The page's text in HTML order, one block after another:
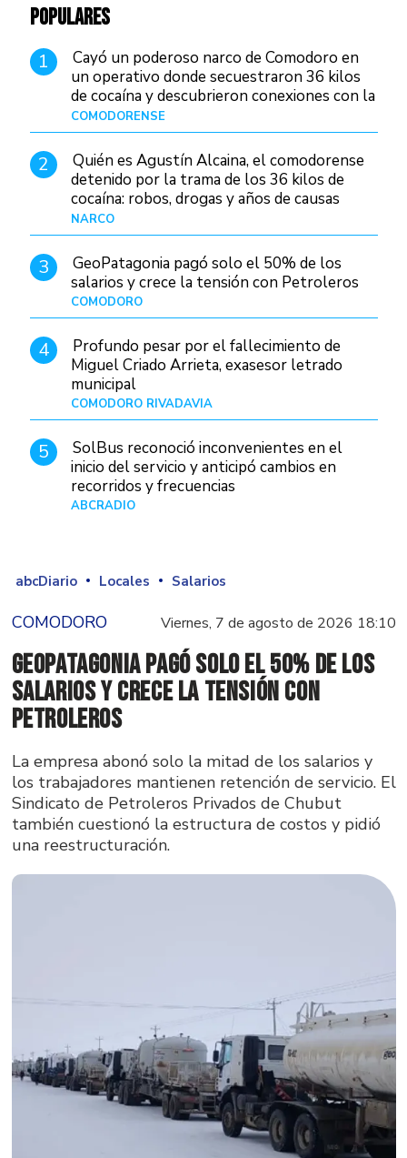
POPULARES
1
Cayó un poderoso narco de Comodoro en
un operativo donde secuestraron 36 kilos
de cocaína y descubrieron conexiones con la
Patagonia
COMODORENSE
2
Quién es Agustín Alcaina, el comodorense
detenido por la trama de los 36 kilos de
cocaína: robos, drogas y años de causas
judiciales
NARCO
3
GeoPatagonia pagó solo el 50% de los
salarios y crece la tensión con Petroleros
COMODORO
4
Profundo pesar por el fallecimiento de
Miguel Criado Arrieta, exasesor letrado
municipal
COMODORO RIVADAVIA
5
SolBus reconoció inconvenientes en el
inicio del servicio y anticipó cambios en
recorridos y frecuencias
ABCRADIO
abcDiario Locales Salarios
COMODORO Viernes, 7 de agosto de 2026 18:10
GeoPatagonia pagó solo el 50% de los
salarios y crece la tensión con
Petroleros
La empresa abonó solo la mitad de los salarios y
los trabajadores mantienen retención de servicio. El
Sindicato de Petroleros Privados de Chubut
también cuestionó la estructura de costos y pidió
una reestructuración.